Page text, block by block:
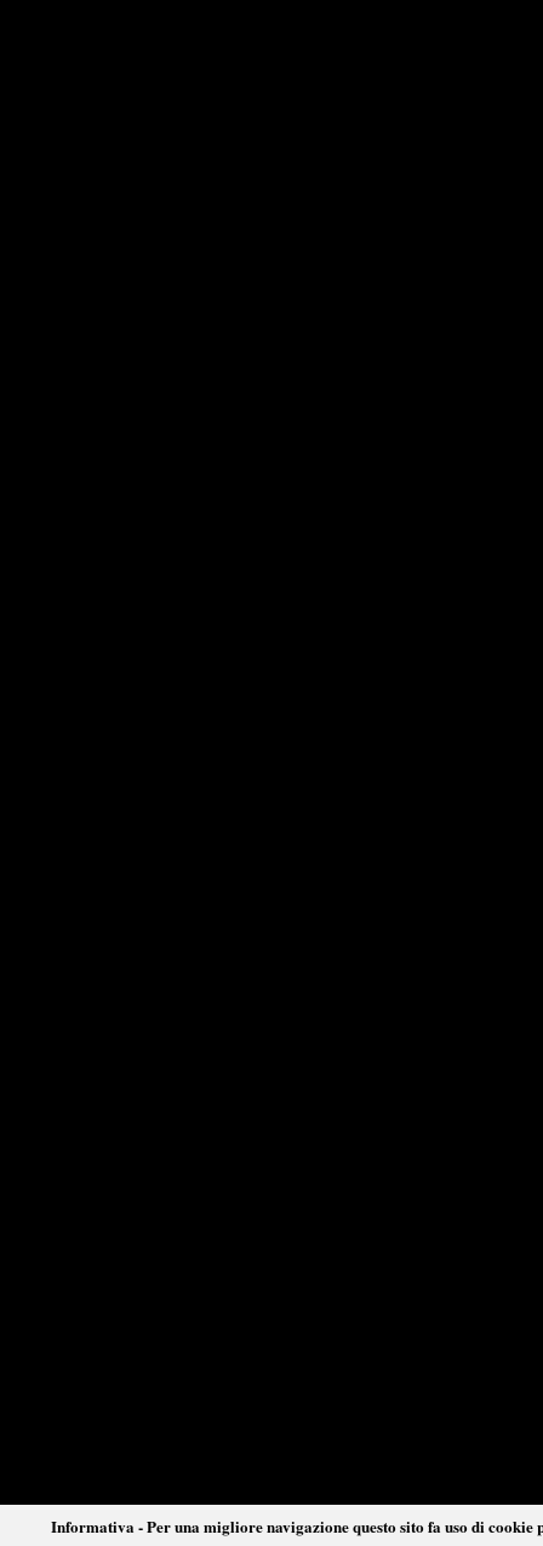
Informativa - Per una migliore navigazione questo sito fa uso di